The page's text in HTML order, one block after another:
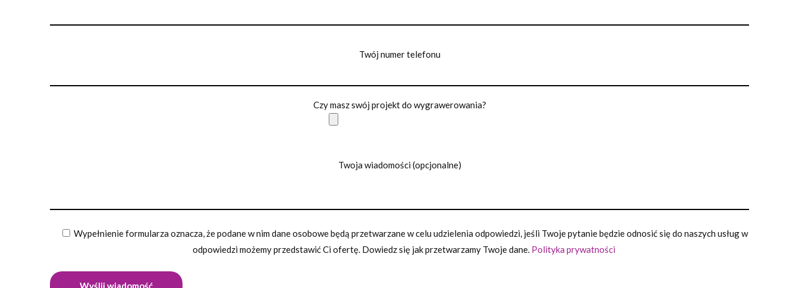
Twój numer telefonu
Czy masz swój projekt do wygrawerowania?
Twoja wiadomości (opcjonalne)
Wypełnienie formularza oznacza, że podane w nim dane osobowe będą przetwarzane w celu udzielenia odpowiedzi, jeśli Twoje pytanie będzie odnosić się do naszych usług w
odpowiedzi możemy przedstawić Ci ofertę. Dowiedz się jak przetwarzamy Twoje dane. Polityka prywatności